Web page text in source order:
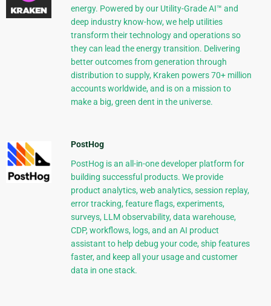
energy. Powered by our Utility-Grade AI™ and
deep industry know-how, we help utilities
transform their technology and operations so
they can lead the energy transition. Delivering
better outcomes from generation through
distribution to supply, Kraken powers 70+ million
accounts worldwide, and is on a mission to
make a big, green dent in the universe.
PostHog
PostHog is an all-in-one developer platform for
building successful products. We provide
product analytics, web analytics, session replay,
error tracking, feature flags, experiments,
surveys, LLM observability, data warehouse,
CDP, workflows, logs, and an AI product
assistant to help debug your code, ship features
faster, and keep all your usage and customer
data in one stack.